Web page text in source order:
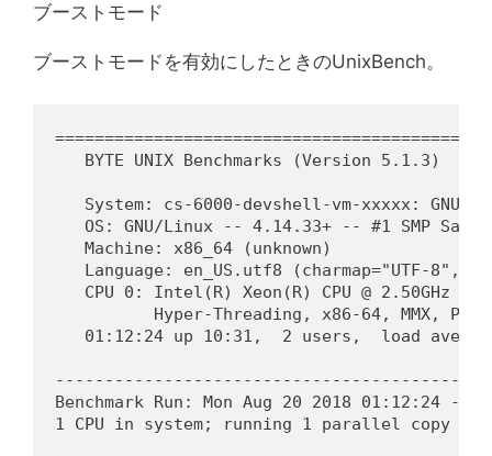
ブーストモード
ブーストモードを有効にしたときのUnixBench。
   BYTE UNIX Benchmarks (Version 5.1.3)
System: cs-6000-devshell-vm-xxxxx: GNU/
OS: GNU/Linux -- 4.14.33+ -- #1 SMP Sat
   Machine: x86_64 (unknown)
Language: en_US.utf8 (charmap="UTF-8",
CPU 0: Intel(R) Xeon(R) CPU @ 2.50GHz
Hyper-Threading, x86-64, MMX,
01:12:24 up 10:31,  2 users,  load
Benchmark Run: Mon Aug 20 2018 01:12:24 -
1 CPU in system; running 1 parallel copy of